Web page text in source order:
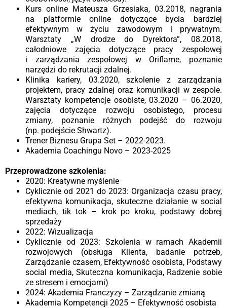
Kurs online Mateusza Grzesiaka, 03.2018, nagrania
na platformie online dotyczące bycia bardziej
efektywnym w życiu zawodowym i prywatnym.
Warsztaty „W drodze do Dyrektora”, 08.2018,
całodniowe zajęcia dotyczące pracy zespołowej
i zarządzania zespołowej w Oriflame, poznanie
narzędzi do rekrutacji zdalnej.
Klinika kariery, 03.2020, szkolenie z zarządzania
projektem, pracy zdalnej oraz komunikacji w zespole.
Warsztaty kompetencje osobiste, 03.2020 – 06.2020,
zajęcia dotyczące rozwoju osobistego, procesu
zmiany, poznanie różnych podejść do rozwoju
(np. podejście Shwartz).
Trener Biznesu Grupa Set – 2022-2023.
Akademia Coachingu Novo – 2023-2025
Przeprowadzone szkolenia:
2020: Kreatywne myślenie
Cyklicznie od 2021 do 2023: Organizacja czasu pracy,
efektywna komunikacja, skuteczne działanie w social
mediach, tik tok – krok po kroku, podstawy dobrej
sprzedaży
2022: Wizualizacja
Cyklicznie od 2023: Szkolenia w ramach Akademii
rozwojowych (obsługa Klienta, badanie potrzeb,
Zarządzanie czasem, Efektywność osobista, Podstawy
social media, Skuteczna komunikacja, Radzenie sobie
ze stresem i emocjami)
2024: Akademia Franczyzy – Zarządzanie zmianą
Akademia Kompetencji 2025 – Efektywność osobista